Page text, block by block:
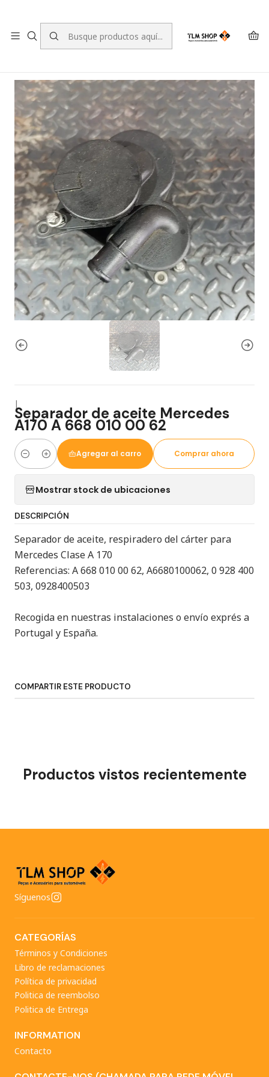
Inicio TIENDA ONLINE motores
Separador de aceite Mercedes A170 A 668 010 00 62
|
Separador de aceite Mercedes
A170 A 668 010 00 62
Cantidad
Agregar al carro Comprar ahora
Mostrar stock de ubicaciones
DESCRIPCIÓN
Separador de aceite, respiradero del cárter para
Mercedes Clase A 170
Referencias: A 668 010 00 62, A6680100062, 0 928 400
503, 0928400503
Recogida en nuestras instalaciones o envío exprés a
Portugal y España.
COMPARTIR ESTE PRODUCTO
Productos vistos recientemente
Síguenos
CATEGORÍAS
Términos y Condiciones
Libro de reclamaciones
Política de privacidad
Politica de reembolso
Politica de Entrega
INFORMATION
Contacto